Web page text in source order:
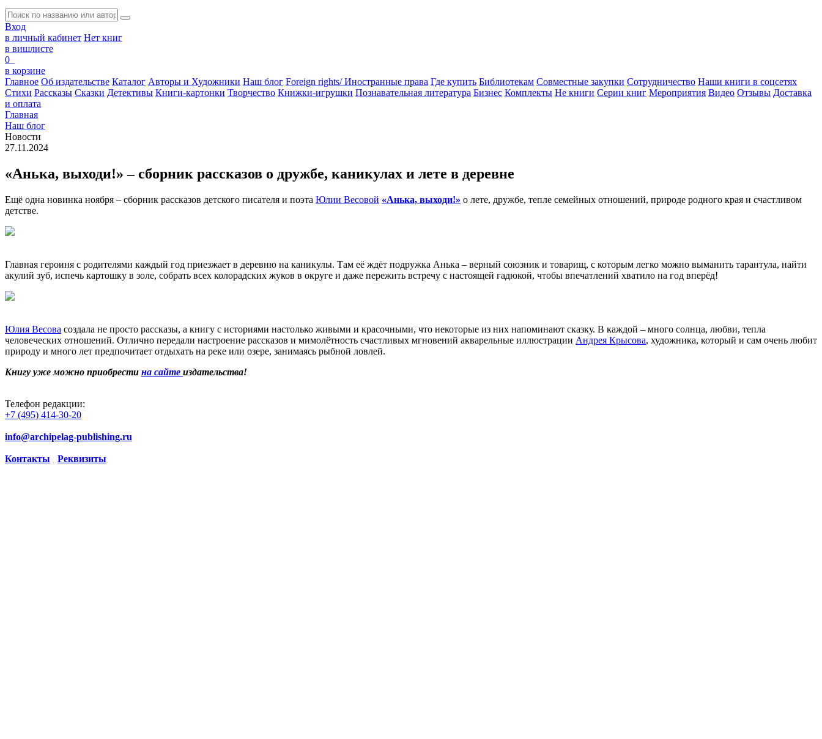
Вход
в личный кабинет Нет книг
в вишлисте
0
в корзине
Главное Об издательстве Каталог Авторы и Художники Наш блог Foreign rights/ Иностранные права Где купить Библиотекам Совместные закупки Сотрудничество Наши книги в соцсетях
Стихи Рассказы Сказки Детективы Книги-картонки Творчество Книжки-игрушки Познавательная литература Бизнес Комплекты Не книги Серии книг Мероприятия Видео Отзывы Доставка
и оплата
Главная
Наш блог
Новости
27.11.2024
«Анька, выходи!» – сборник рассказов о дружбе, каникулах и лете в деревне
Ещё одна новинка ноября – сборник рассказов детского писателя и поэта Юлии Весовой «Анька, выходи!» о лете, дружбе, тепле семейных отношений, природе родного края и счастливом
детстве.
Главная героиня с родителями каждый год приезжает в деревню на каникулы. Там её ждёт подружка Анька – верный союзник и товарищ, с которым легко можно выманить тарантула, найти
акулий зуб, испечь картошку в золе, собрать всех колорадских жуков в округе и даже пережить встречу с настоящей гадюкой, чтобы впечатлений хватило на год вперёд!
Юлия Весова создала не просто рассказы, а книгу с историями настолько живыми и красочными, что некоторые из них напоминают сказку. В каждой – много солнца, любви, тепла
человеческих отношений. Отлично передали настроение рассказов и мимолётность счастливых мгновений акварельные иллюстрации Андрея Крысова, художника, который и сам очень любит
природу и много лет предпочитает отдыхать на реке или озере, занимаясь рыбной ловлей.
Книгу уже можно приобрести на сайте издательства!
Телефон редакции:
+7 (495) 414-30-20
info@archipelag-publishing.ru
Контакты Реквизиты